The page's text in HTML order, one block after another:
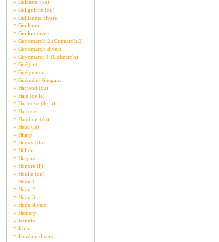
¤ Guicastel (de)
¤ Guilguiffin (du)
¤ Guillaume divers
¤ Guillemot
¤ Guillou divers
¤ Guyomarc'h 2 (Guimarc'h 2)
¤ Guyomarc'h divers
¤ Guyomarch 1 (Guimarc'h)
¤ Guégant
¤ Guéguenou
¤ Guéméné-Guégant
¤ Haffond (du)
¤ Haie (de la)
¤ Harmoye (de la)
¤ Harscoet
¤ Hautbois (du)
¤ Heuc (le)
¤ Hilary
¤ Hilguy (du)
¤ Hillion
¤ Hirgarz
¤ Honoré (l')
¤ Houlle (du)
¤ Huon 1
¤ Huon 2
¤ Huon 3
¤ Huon divers
¤ Hémery
¤ Jeannin
¤ Jehan
¤ Jourdain divers